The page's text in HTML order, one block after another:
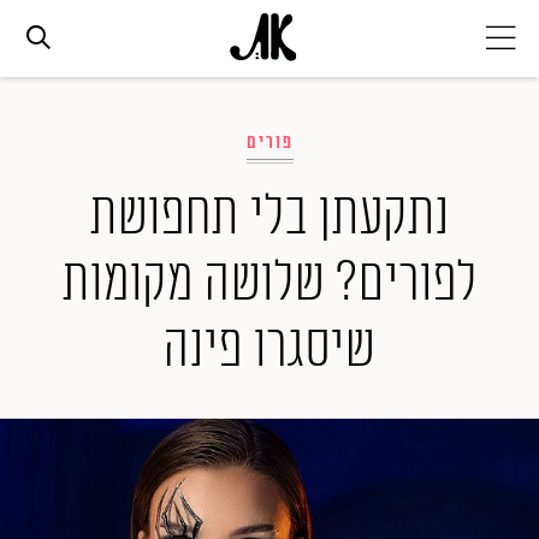
אופנה
ביוטי
סלבס
ערוצים נוספים
המגזין
פורים
נתקעתן בלי תחפושת
לפורים? שלושה מקומות
שיסגרו פינה